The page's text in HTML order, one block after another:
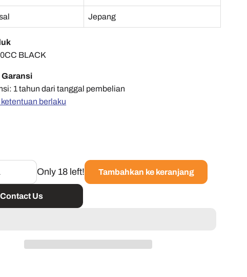
Jepang
BLACK
Garansi
1 tahun dari tanggal pembelian
berlaku
Only 18 left! Tambahkan ke keranjang
Contact Us